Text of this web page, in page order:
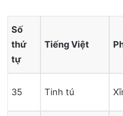
Số
thứ
tự
Tiếng Việt
35 Tinh tú